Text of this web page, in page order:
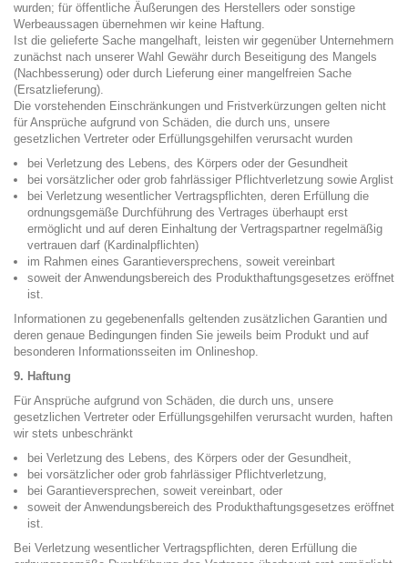
wurden; für öffentliche Äußerungen des Herstellers oder sonstige
Werbeaussagen übernehmen wir keine Haftung.
Ist die gelieferte Sache mangelhaft, leisten wir gegenüber Unternehmern
zunächst nach unserer Wahl Gewähr durch Beseitigung des Mangels
(Nachbesserung) oder durch Lieferung einer mangelfreien Sache
(Ersatzlieferung).
Die vorstehenden Einschränkungen und Fristverkürzungen gelten nicht
für Ansprüche aufgrund von Schäden, die durch uns, unsere
gesetzlichen Vertreter oder Erfüllungsgehilfen verursacht wurden
bei Verletzung des Lebens, des Körpers oder der Gesundheit
bei vorsätzlicher oder grob fahrlässiger Pflichtverletzung sowie Arglist
bei Verletzung wesentlicher Vertragspflichten, deren Erfüllung die
ordnungsgemäße Durchführung des Vertrages überhaupt erst
ermöglicht und auf deren Einhaltung der Vertragspartner regelmäßig
vertrauen darf (Kardinalpflichten)
im Rahmen eines Garantieversprechens, soweit vereinbart
soweit der Anwendungsbereich des Produkthaftungsgesetzes eröffnet
ist.
Informationen zu gegebenenfalls geltenden zusätzlichen Garantien und
deren genaue Bedingungen finden Sie jeweils beim Produkt und auf
besonderen Informationsseiten im Onlineshop.
9. Haftung
Für Ansprüche aufgrund von Schäden, die durch uns, unsere
gesetzlichen Vertreter oder Erfüllungsgehilfen verursacht wurden, haften
wir stets unbeschränkt
bei Verletzung des Lebens, des Körpers oder der Gesundheit,
bei vorsätzlicher oder grob fahrlässiger Pflichtverletzung,
bei Garantieversprechen, soweit vereinbart, oder
soweit der Anwendungsbereich des Produkthaftungsgesetzes eröffnet
ist.
Bei Verletzung wesentlicher Vertragspflichten, deren Erfüllung die